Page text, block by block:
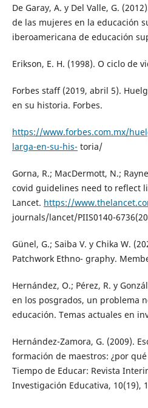
De Garay, A. y Del Valle, G.
de las mujeres en la educación
iberoamericana de educación
Erikson, E. H. (1998). O ciclo de
Forbes staff (2019, abril 5).
en su historia. Forbes.
https://www.forbes.com.mx/
larga-en-su-his- toria/
Gorna, R.; MacDermott, N.;
covid guidelines need to reflect
Lancet. https://
journals/lancet/PIIS0140-
Günel, G.; Saiba V. y Chika W.
Patchwork Ethno- graphy.
Hernández, O.; Pérez, R. y
en los posgrados, un problema
educación. Temas actuales en
Hernández-Zamora, G. (2009).
formación de maestros: ¿por
Tiempo de Educar: Revista
Investigación Educativa, 10(19),